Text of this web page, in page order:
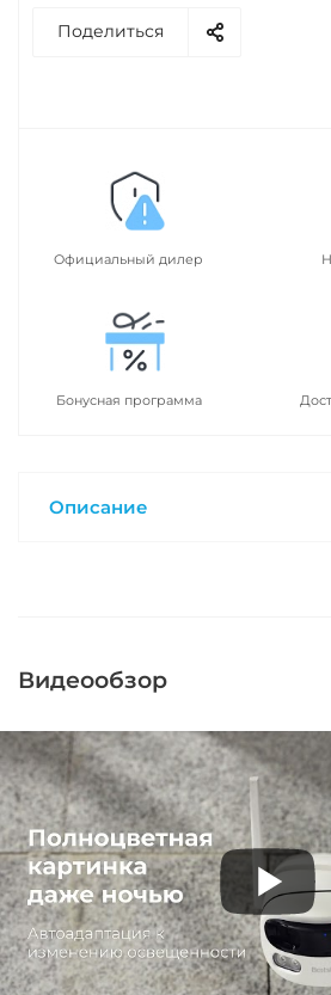
Поделиться
Официальный дилер
Бонусная программа
Описание
Видеообзор